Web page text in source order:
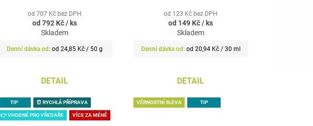
od 707 Kč bez DPH
od792 Kč / ks
Skladem
Měrná
od 24,85 Kč / 50 g
DETAIL
od 123 Kč bez DPH
od 149 Kč / ks
Skladem
Měrná
od 20,94 Kč / 30 ml
DETAIL
TIP ⏰ RYCHLÁ PŘÍPRAVA
👉 VHODNÉ PRO VŘEDAŘE VÍCE ZA MÉNĚ
VĚRNOSTNÍ SLEVA TIP